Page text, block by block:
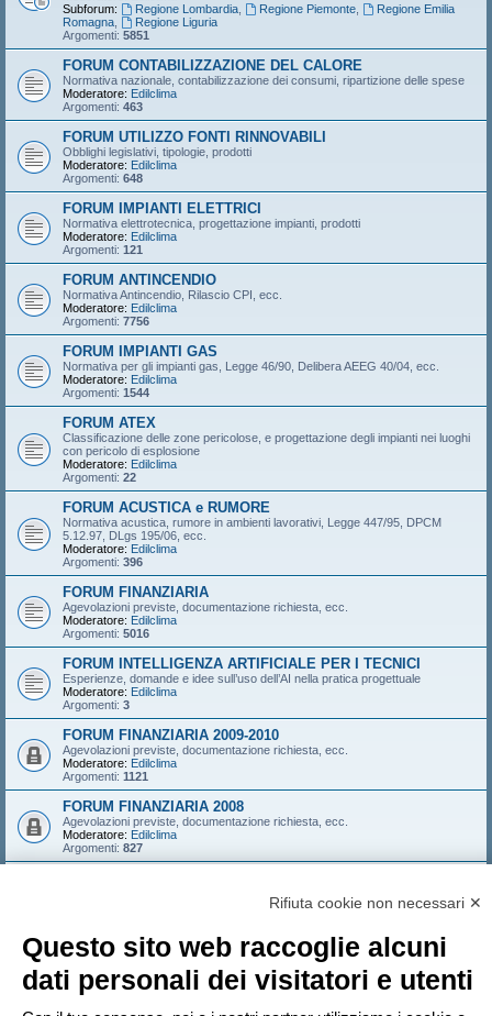
Subforum:
Regione Lombardia, Regione Piemonte,
Regione Emilia
Romagna
Regione Liguria
Argomenti: 5851
FORUM CONTABILIZZAZIONE DEL CALORE
Normativa nazionale, contabilizzazione dei consumi, ripartizione delle spese
Moderatore: Edilclima
Argomenti: 463
FORUM UTILIZZO FONTI RINNOVABILI
Obblighi legislativi, tipologie, prodotti
Moderatore: Edilclima
Argomenti: 648
FORUM IMPIANTI ELETTRICI
Normativa elettrotecnica, progettazione impianti, prodotti
Moderatore: Edilclima
Argomenti: 121
FORUM ANTINCENDIO
Normativa Antincendio, Rilascio CPI, ecc.
Moderatore: Edilclima
Argomenti: 7756
FORUM IMPIANTI GAS
Normativa per gli impianti gas, Legge 46/90, Delibera AEEG 40/04, ecc.
Moderatore: Edilclima
Argomenti: 1544
FORUM ATEX
Classificazione delle zone pericolose, e progettazione degli impianti nei luoghi
con pericolo di esplosione
Moderatore: Edilclima
Argomenti: 22
FORUM ACUSTICA e RUMORE
Normativa acustica, rumore in ambienti lavorativi, Legge 447/95, DPCM
5.12.97, DLgs 195/06, ecc.
Moderatore: Edilclima
Argomenti: 396
FORUM FINANZIARIA
Agevolazioni previste, documentazione richiesta, ecc.
Moderatore: Edilclima
Argomenti: 5016
FORUM INTELLIGENZA ARTIFICIALE PER I TECNICI
Esperienze, domande e idee sull’uso dell’AI nella pratica progettuale
Moderatore: Edilclima
Argomenti: 3
FORUM FINANZIARIA 2009-2010
Agevolazioni previste, documentazione richiesta, ecc.
Moderatore: Edilclima
Argomenti: 1121
FORUM FINANZIARIA 2008
Agevolazioni previste, documentazione richiesta, ecc.
Moderatore: Edilclima
Argomenti: 827
LOGIN
ISCRIVITI
Nome utente:
Rifiuta cookie non necessari ✕
Questo sito web raccoglie alcuni
dati personali dei visitatori e utenti